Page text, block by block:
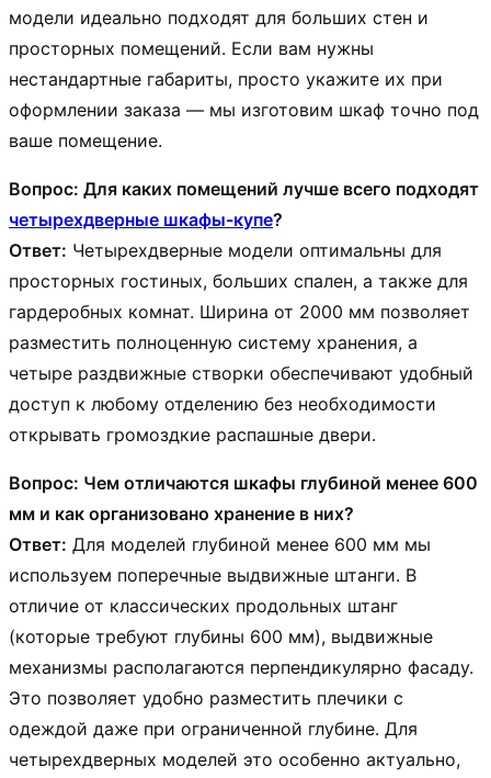
модели идеально подходят для больших стен и
просторных помещений. Если вам нужны
нестандартные габариты, просто укажите их при
оформлении заказа — мы изготовим шкаф точно под
ваше помещение.
Вопрос: Для каких помещений лучше всего подходят
четырехдверные шкафы-купе?
Ответ: Четырехдверные модели оптимальны для
просторных гостиных, больших спален, а также для
гардеробных комнат. Ширина от 2000 мм позволяет
разместить полноценную систему хранения, а
четыре раздвижные створки обеспечивают удобный
доступ к любому отделению без необходимости
открывать громоздкие распашные двери.
Вопрос: Чем отличаются шкафы глубиной менее 600
мм и как организовано хранение в них?
Ответ: Для моделей глубиной менее 600 мм мы
используем поперечные выдвижные штанги. В
отличие от классических продольных штанг
(которые требуют глубины 600 мм), выдвижные
механизмы располагаются перпендикулярно фасаду.
Это позволяет удобно разместить плечики с
одеждой даже при ограниченной глубине. Для
четырехдверных моделей это особенно актуально,